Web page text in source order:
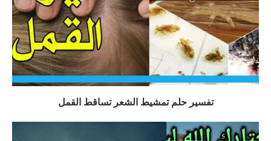
تفسير حلم تمشيط الشعر تساقط القمل